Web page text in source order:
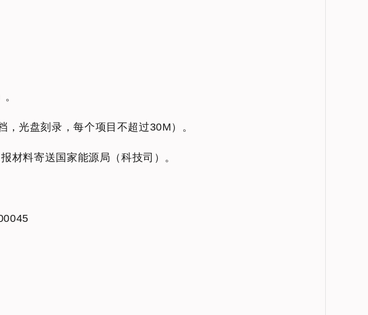
光盘刻录，每个项目不超过30M）。
材料寄送国家能源局（科技司）。